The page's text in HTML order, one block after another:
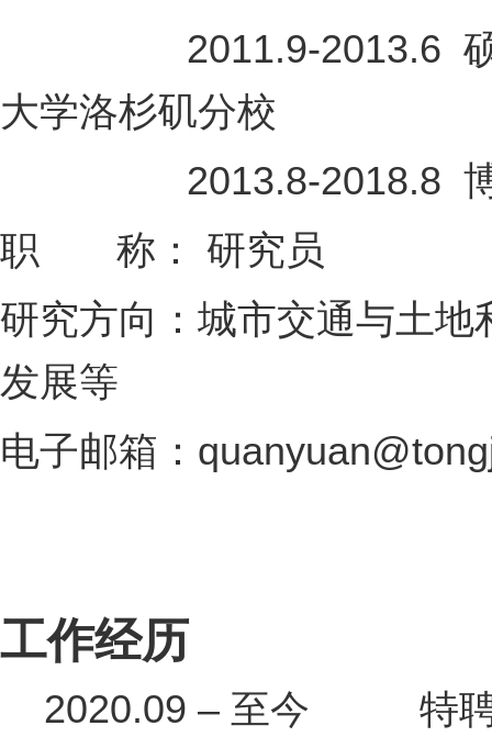
2011.9-2013.6 硕士
大学洛杉矶分校
2013.8-2018.8 博士
职 称： 研究员
研究方向：城市交通与土
发展等
电子邮箱：
工作经历
2020.09 – 至今 特聘